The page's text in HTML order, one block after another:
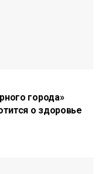
города»
о здоровье